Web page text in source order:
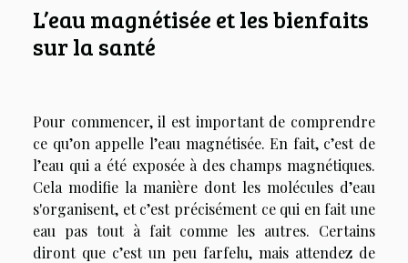
L’eau magnétisée et les bienfaits
sur la santé
Pour commencer, il est important de comprendre
ce qu’on appelle l’eau magnétisée. En fait, c’est de
l’eau qui a été exposée à des champs magnétiques.
Cela modifie la manière dont les molécules d’eau
s'organisent, et c’est précisément ce qui en fait une
eau pas tout à fait comme les autres. Certains
diront que c’est un peu farfelu, mais attendez de